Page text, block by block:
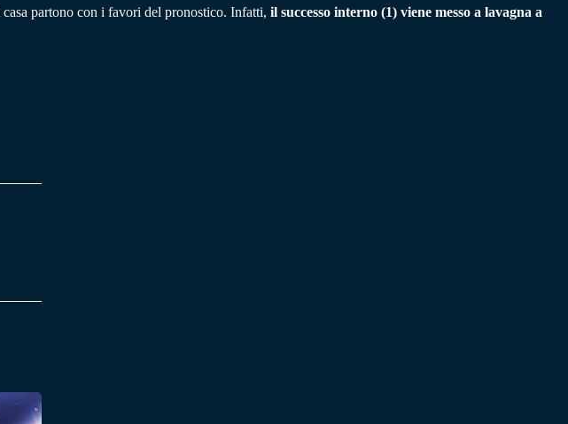
partono con i favori del pronostico. Infatti, il successo interno (1) viene messo a lavagna a